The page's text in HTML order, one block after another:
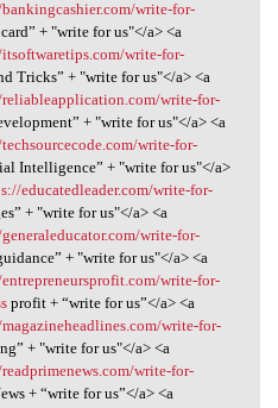
write-for-
+ "write for us"</a> <a
write-for-
Tricks” + "write for us"</a> <a
write-for-
+ "write for us"</a> <a
write-for-
Intelligence” + "write for us"</a>
educatedleader.com/write-for-
+ "write for us"</a> <a
write-for-
+ "write for us"</a> <a
write-for-
profit + “write for us”</a> <a
write-for-
+ "write for us"</a> <a
write-for-
+ “write for us”</a> <a